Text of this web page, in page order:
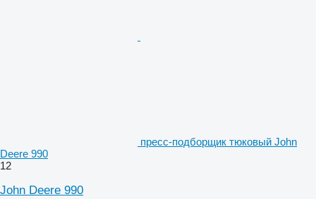
пресс-подборщик тюковый John
Deere 990
12
John Deere 990